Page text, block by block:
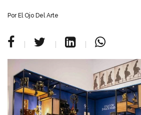
Por El Ojo Del Arte